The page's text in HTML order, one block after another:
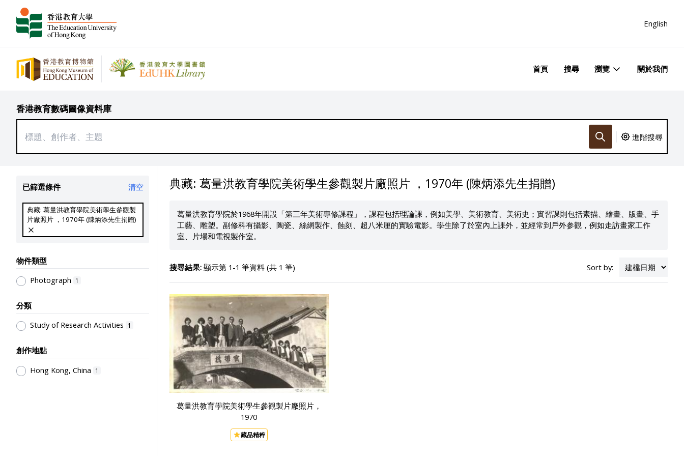
English
首頁 搜尋 瀏覽 關於我們
香港教育數碼圖像資料庫
進階搜尋
已篩選條件 清空
典藏: 葛量洪教育學院美術學生參觀製
片廠照片 ，1970年 (陳炳添先生捐贈)
物件類型
Photograph
1
分類
Study of Research Activities
1
創作地點
Hong Kong, China
1
典藏: 葛量洪教育學院美術學生參觀製片廠照片 ，1970年 (陳炳添先生捐贈)
葛量洪教育學院於1968年開設「第三年美術專修課程」，課程包括理論課，例如美學、美術教育、美術史；實習課則包括素描、繪畫、版畫、手
工藝、雕塑。副修科有攝影、陶瓷、絲網製作、蝕刻、超八米厘的實驗電影。學生除了於室內上課外，並經常到戶外参觀，例如走訪畫家工作
室、片場和電視製作室。
搜尋結果:顯示第 1-1 筆資料 (共 1 筆) Sort by:
葛量洪教育學院美術學生參觀製片廠照片，
1970
藏品精粹